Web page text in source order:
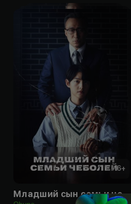
16+
Младший сын семьи чеболей